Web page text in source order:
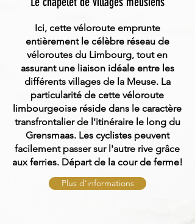
Ici, cette véloroute emprunte
entièrement le célèbre réseau de
véloroutes du Limbourg, tout en
assurant une liaison idéale entre les
différents villages de la Meuse. La
particularité de cette véloroute
limbourgeoise réside dans le caractère
transfrontalier de l'itinéraire le long du
Grensmaas. Les cyclistes peuvent
facilement passer sur l'autre rive grâce
aux ferries. Départ de la cour de ferme!
Plus d'informations